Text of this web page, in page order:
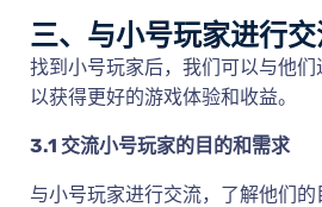
三、与小号玩家进行
找到小号玩家后，我们可以与他们
以获得更好的游戏体验和收益。
3.1 交流小号玩家的目的和需求
与小号玩家进行交流，了解他们